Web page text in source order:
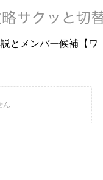
とメンバー候補【ワ